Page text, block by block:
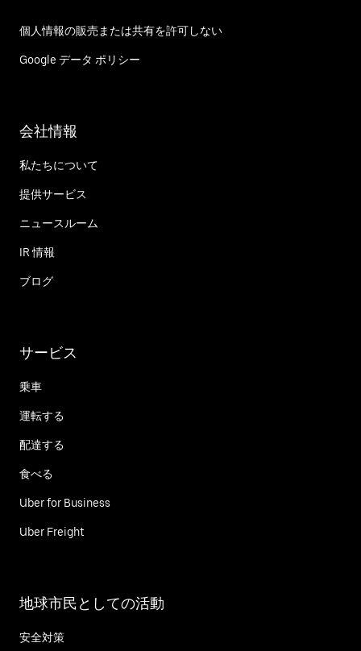
個人情報の販売または共有を許可しない
Google データ ポリシー
会社情報
私たちについて
提供サービス
ニュースルーム
IR 情報
ブログ
サービス
乗車
運転する
配達する
食べる
Uber for Business
Uber Freight
地球市民としての活動
安全対策